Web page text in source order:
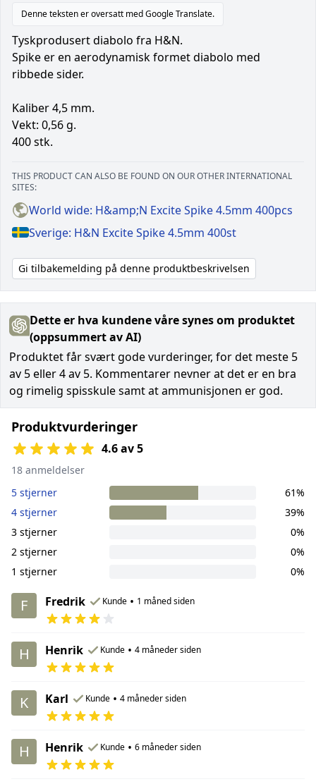
Denne teksten er oversatt med Google Translate.
Tyskprodusert diabolo fra H&N.
Spike er en aerodynamisk formet diabolo med
ribbede sider.
Kaliber 4,5 mm.
Vekt: 0,56 g.
400 stk.
THIS PRODUCT CAN ALSO BE FOUND ON OUR OTHER INTERNATIONAL
SITES:
World wide: H&amp;N Excite Spike 4.5mm 400pcs
Sverige: H&N Excite Spike 4.5mm 400st
Gi tilbakemelding på denne produktbeskrivelsen
Dette er hva kundene våre synes om produktet
(oppsummert av AI)
Produktet får svært gode vurderinger, for det meste 5
av 5 eller 4 av 5. Kommentarer nevner at det er en bra
og rimelig spisskule samt at ammunisjonen er god.
Produktvurderinger
4.6 av 5
18 anmeldelser
5 stjerner
61%
4 stjerner
39%
3 stjerner
0%
2 stjerner
0%
1 stjerner
0%
F Fredrik Kunde • 1 måned siden
H Henrik Kunde • 4 måneder siden
K Karl Kunde • 4 måneder siden
H Henrik Kunde • 6 måneder siden